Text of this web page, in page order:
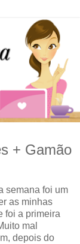
+ Gamão
semana foi um
as minhas
foi a primeira
mal
depois do